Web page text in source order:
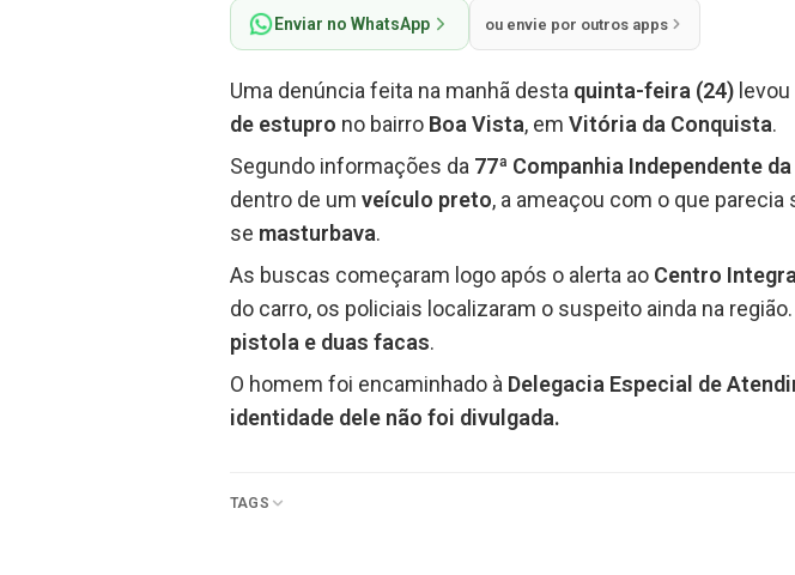
Enviar no WhatsApp ou envie por outros apps
Uma denúncia feita na manhã desta quinta-feira (24)
de estupro no bairro Boa Vista, em Vitória da Conquista.
Segundo informações da 77ª Companhia Independente da
dentro de um veículo preto, a ameaçou com o que
se masturbava.
As buscas começaram logo após o alerta ao Centro
do carro, os policiais localizaram o suspeito ainda na
pistola e duas facas.
O homem foi encaminhado à Delegacia Especial de
identidade dele não foi divulgada.
TAGS